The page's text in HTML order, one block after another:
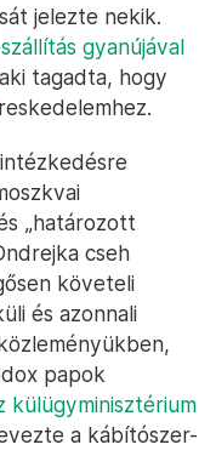
jelezte nekik.
gyanújával
tagadta, hogy
„határozott
cseh
követeli
és azonnali
papok
külügyminisztérium
a kábítószer-